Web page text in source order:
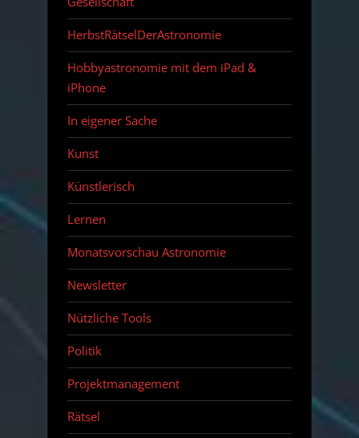
HerbstRätselDerAstronomie
Hobbyastronomie mit dem iPad &
iPhone
In eigener Sache
Kunst
Künstlerisch
Lernen
Monatsvorschau Astronomie
Newsletter
Nützliche Tools
Politik
Projektmanagement
Rätsel